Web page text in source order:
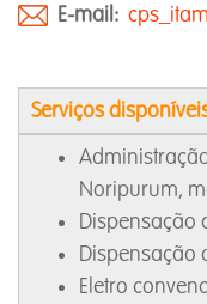
E-mail:
Serviços
Noripurum,
Dispensação
Dispensação
Eletro